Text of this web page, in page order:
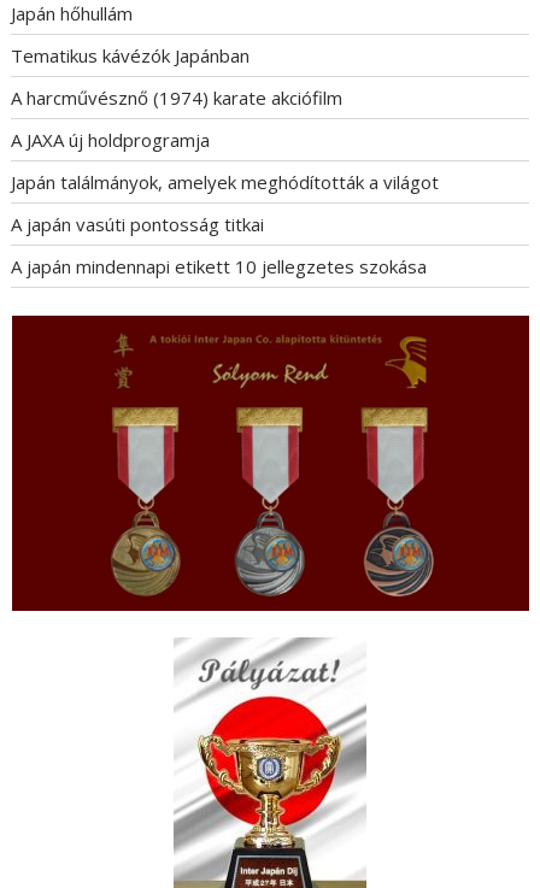
Japán hőhullám
Tematikus kávézók Japánban
A harcművésznő (1974) karate akciófilm
A JAXA új holdprogramja
Japán találmányok, amelyek meghódították a világot
A japán vasúti pontosság titkai
A japán mindennapi etikett 10 jellegzetes szokása